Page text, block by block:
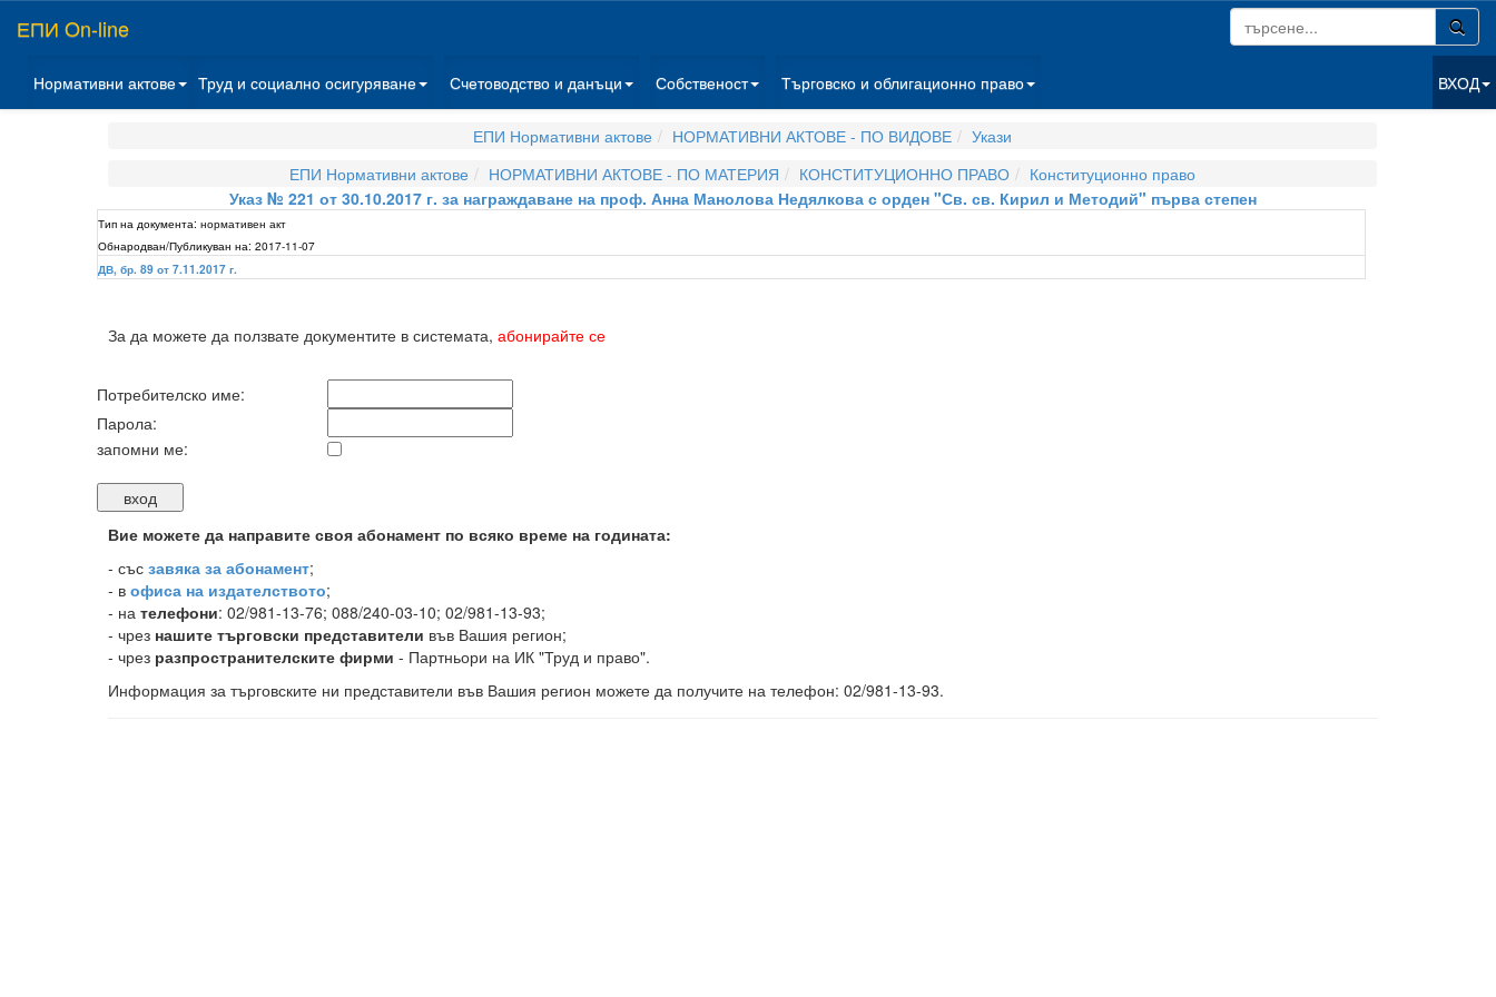
ЕПИ On-line
Нормативни актове Труд и социално осигуряване Счетоводство и данъци Собственост Търговско и облигационно право ВХОД
ЕПИ Нормативни актове НОРМАТИВНИ АКТОВЕ - ПО ВИДОВЕ
Укази
ЕПИ Нормативни актове
НОРМАТИВНИ АКТОВЕ - ПО МАТЕРИЯ КОНСТИТУЦИОННО ПРАВО
Конституционно право
Указ № 221 от 30.10.2017 г. за награждаване на проф. Анна Манолова Недялкова с орден "Св. св. Кирил и Методий" първа степен
Тип на документа: нормативен акт
Обнародван/Публикуван на: 2017-11-07
ДВ, бр. 89 от 7.11.2017 г.
За да можете да ползвате документите в системата, абонирайте се
Потребителско име:
Парола:
запомни ме:
Вие можете да направите своя абонамент по всяко време на годината:
- със завяка за абонамент;
- в офиса на издателството;
- на телефони: 02/981-13-76; 088/240-03-10; 02/981-13-93;
- чрез нашите търговски представители във Вашия регион;
- чрез разпространителските фирми - Партньори на ИК "Труд и право".
Информация за търговските ни представители във Вашия регион можете да получите на телефон: 02/981-13-93.